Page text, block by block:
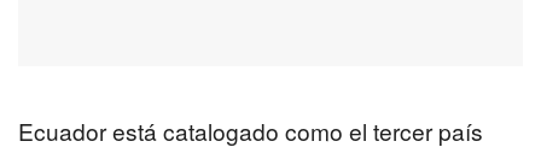
Ecuador está catalogado como el tercer país